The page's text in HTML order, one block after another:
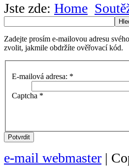
Jste zde: Home
Zadejte prosím e-mailovou adresu
zvolit, jakmile obdržíte ověřovací kód.
E-mailová adresa: *
Captcha *
Potvrdit
e-mail webmaster |